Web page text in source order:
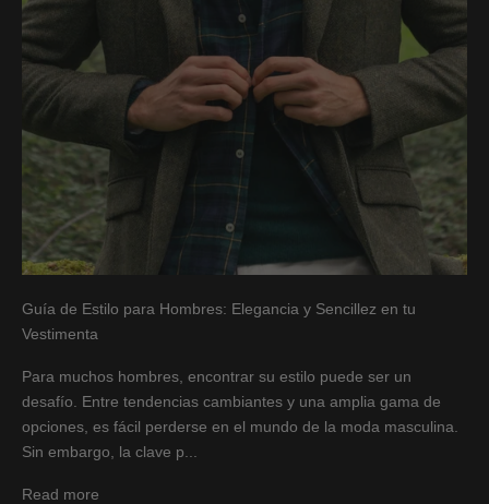
Guía de Estilo para Hombres: Elegancia y Sencillez en tu
Vestimenta
Para muchos hombres, encontrar su estilo puede ser un
desafío. Entre tendencias cambiantes y una amplia gama de
opciones, es fácil perderse en el mundo de la moda masculina.
Sin embargo, la clave p...
Read more